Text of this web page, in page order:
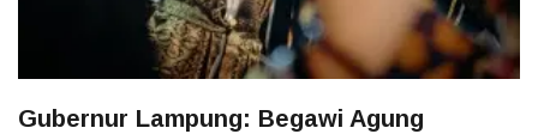
Gubernur Lampung: Begawi Agung